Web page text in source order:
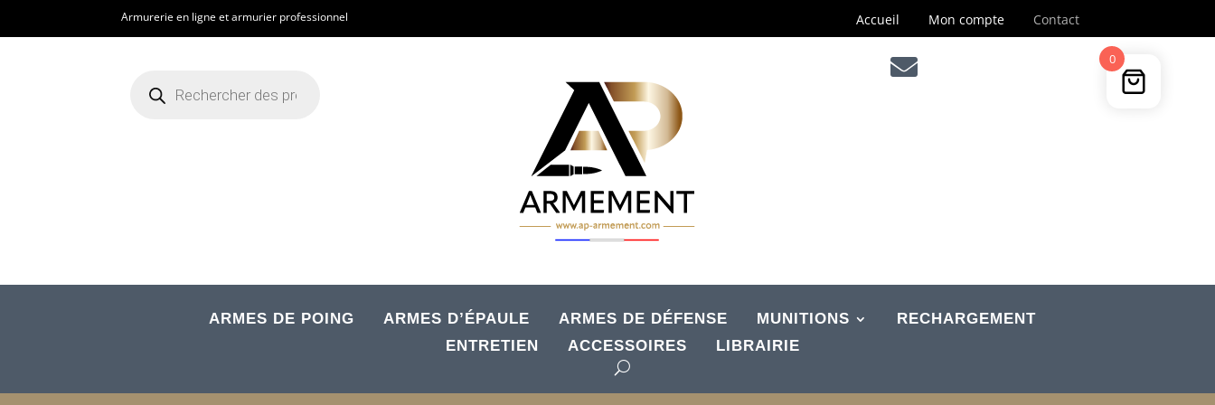
Armurerie en ligne et armurier professionnel Accueil Mon compte Contact
produits

ARMES DE POING ARMES D’ÉPAULE ARMES DE DÉFENSE MUNITIONS
RECHARGEMENT
ENTRETIEN
ACCESSOIRES LIBRAIRIE
0